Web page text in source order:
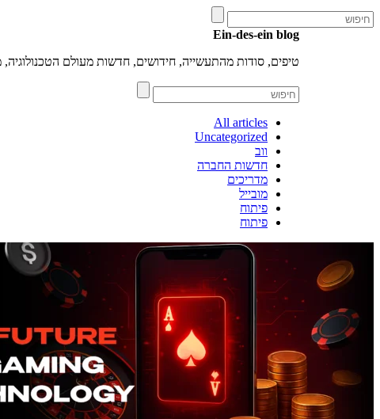
Ein-des-ein blog
טיפים, סודות מהתעשייה, חידושים, חדשות מעולם הטכנולוגיה,
All articles
Uncategorized
ווב
חדשות החברה
מדריכים
מובייל
פיתוח
פיתוח